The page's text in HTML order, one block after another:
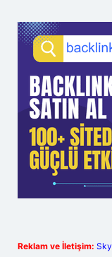
Reklam ve İletişim: